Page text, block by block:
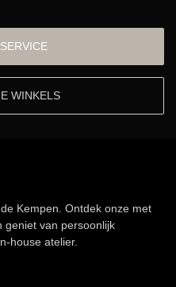
WINKELS
Kempen. Ontdek onze met
geniet van persoonlijk
house atelier.